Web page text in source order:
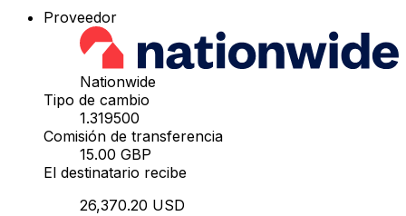
Proveedor
Nationwide
Tipo de cambio
1.319500
Comisión de transferencia
15.00 GBP
El destinatario recibe
26,370.20 USD